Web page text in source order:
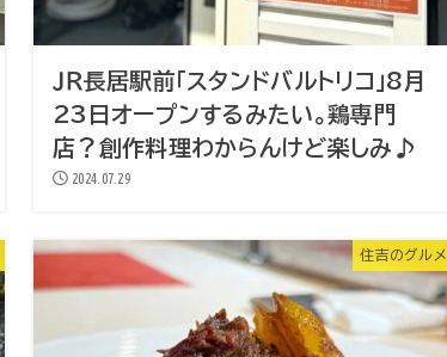
ＪＲ長居駅前「スタンドバルトリコ」8月
23日オープンするみたい。鶏専門
店？創作料理わからんけど楽しみ♪
2024.07.29
住吉のグルメ